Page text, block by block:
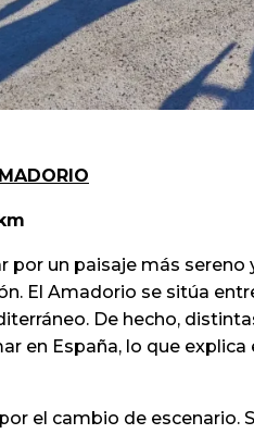
por un paisaje más sereno
El Amadorio se sitúa
De hecho,
en España, lo que
el cambio de escenario.